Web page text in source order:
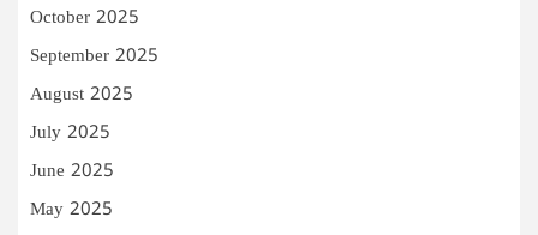
October 2025
September 2025
August 2025
July 2025
June 2025
May 2025